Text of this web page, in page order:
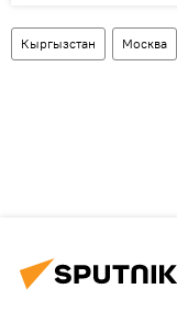
Кыргызстан Москва